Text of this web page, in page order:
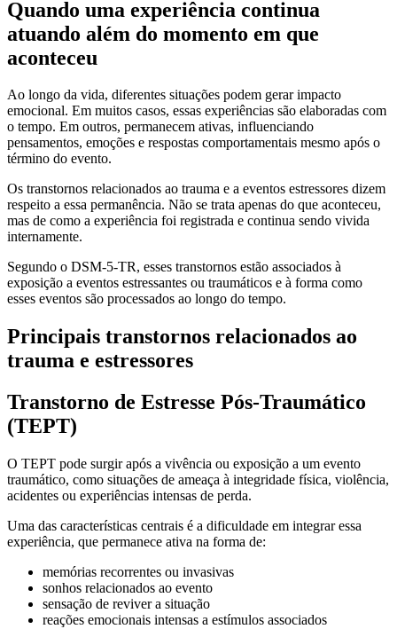
Quando uma experiência continua
atuando além do momento em que
aconteceu
Ao longo da vida, diferentes situações podem gerar impacto
emocional. Em muitos casos, essas experiências são elaboradas com
o tempo. Em outros, permanecem ativas, influenciando
pensamentos, emoções e respostas comportamentais mesmo após o
término do evento.
Os transtornos relacionados ao trauma e a eventos estressores dizem
respeito a essa permanência. Não se trata apenas do que aconteceu,
mas de como a experiência foi registrada e continua sendo vivida
internamente.
Segundo o DSM-5-TR, esses transtornos estão associados à
exposição a eventos estressantes ou traumáticos e à forma como
esses eventos são processados ao longo do tempo.
Principais transtornos relacionados ao
trauma e estressores
Transtorno de Estresse Pós-Traumático
(TEPT)
O TEPT pode surgir após a vivência ou exposição a um evento
traumático, como situações de ameaça à integridade física, violência,
acidentes ou experiências intensas de perda.
Uma das características centrais é a dificuldade em integrar essa
experiência, que permanece ativa na forma de:
memórias recorrentes ou invasivas
sonhos relacionados ao evento
sensação de reviver a situação
reações emocionais intensas a estímulos associados